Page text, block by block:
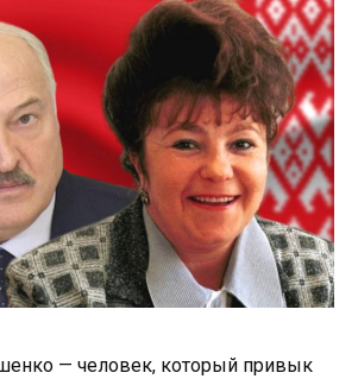
— человек, который привык